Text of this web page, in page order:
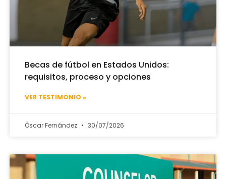
Becas de fútbol en Estados Unidos:
requisitos, proceso y opciones
VER TESTIMONIO »
Óscar Fernández 30/07/2026